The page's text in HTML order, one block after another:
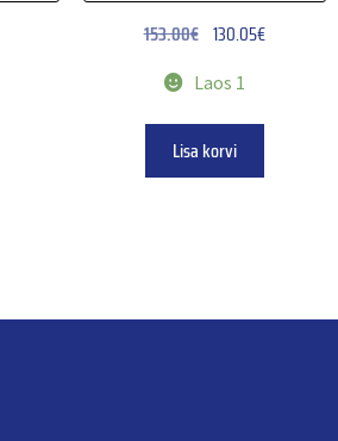
153.00€ 130.05€
Laos 1
Lisa korvi